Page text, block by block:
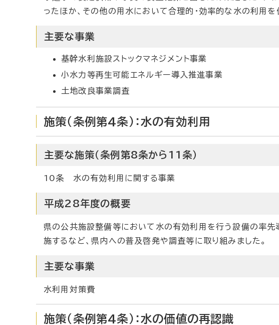
ったほか、その他の用水において合理的・効率的な水の利用を
主要な事業
基幹水利施設ストックマネジメント事業
小水力等再生可能エネルギー導入推進事業
土地改良事業調査
施策（条例第4条）：水の有効利用
主要な施策（条例第8条から11条）
10条 水の有効利用に関する事業
平成28年度の概要
県の公共施設整備等において水の有効利用を行う設備の率
施するなど、県内への普及啓発や調査等に取り組みました。
主要な事業
水利用対策費
施策（条例第4条）：水の価値の再認識